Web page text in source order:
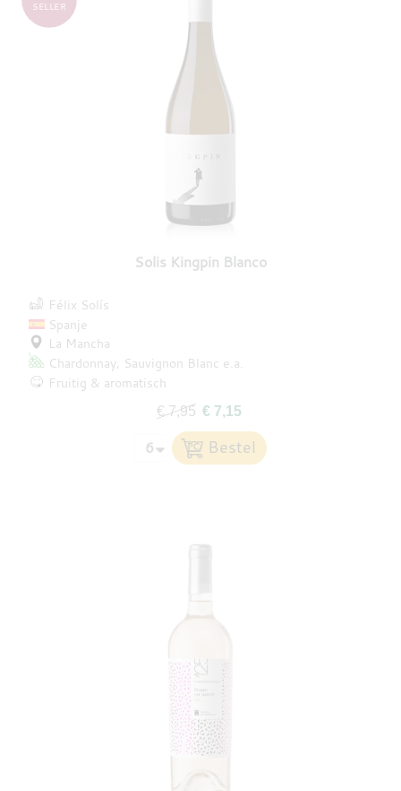
Solis Kingpin Blanco
SELLER
Félix Solís
Spanje
La Mancha
Chardonnay Sauvignon Blanc e.a.
Fruitig & aromatisch
€ 7,95 € 7,15